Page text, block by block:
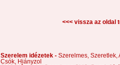
<<< vissza az oldal
Szerelem idézetek - Szerelmes, Szeretlek,
Csók,
Hiányzol